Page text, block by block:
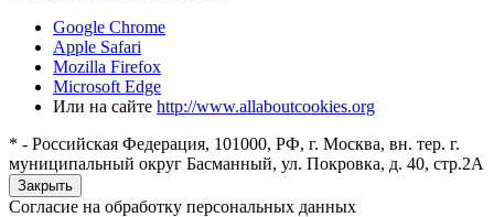
Google Chrome
Apple Safari
Mozilla Firefox
Microsoft Edge
Или на сайте http://www.allaboutcookies.org
* - Российская Федерация, 101000, РФ, г. Москва, вн. тер. г.
муниципальный округ Басманный, ул. Покровка, д. 40, стр.2А
Закрыть
Согласие на обработку персональных данных